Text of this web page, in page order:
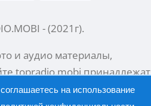
- (2021 г).
и аудио материалы,
topradio.mobiпринадлежат
владельцам.на использование